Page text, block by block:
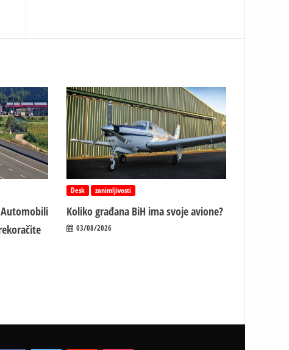
Desk zanimljivosti
Koliko građana BiH ima svoje avione?
03/08/2026